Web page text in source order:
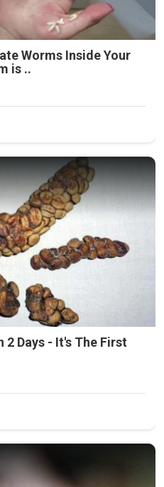
Worms Inside Your
is ..
2 Days - It's The First